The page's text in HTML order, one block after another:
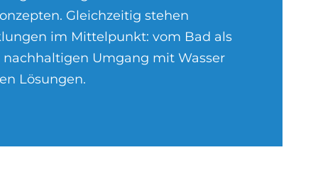
Gleichzeitig stehen
im Mittelpunkt: vom Bad als
Umgang mit Wasser
Lösungen.